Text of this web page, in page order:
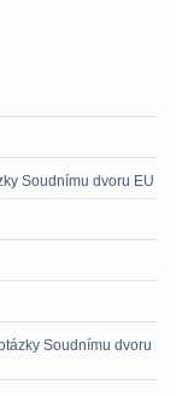
Soudnímu dvoru EU
Soudnímu dvoru